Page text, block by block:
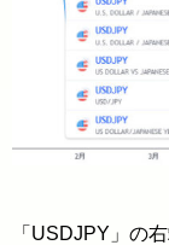
「USDJPY」の